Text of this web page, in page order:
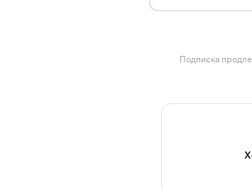
Подписка